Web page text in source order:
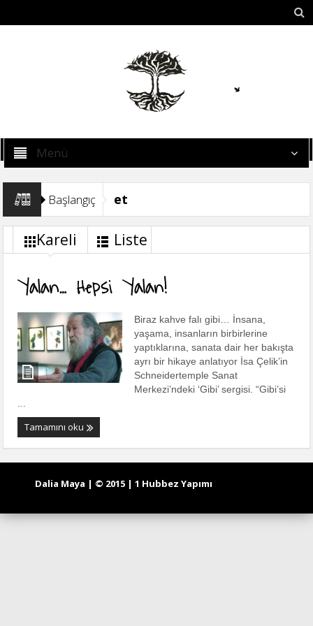
Menü
Başlangıç et
Kareli Liste
Yalan… Hepsi Yalan!
Biraz kahve falı gibi… İnsana,
yaşama, insanların birbirlerine
yaptıklarına, sanata dair her bakışta
ayrı bir hikaye anlatıyor İsa Çelik’in
Schneidertemple Sanat
Merkezi’ndeki ‘Gibi’ sergisi. “Gibi’si
...
Tamamını oku
Dalia Maya | © 2015 | 1 Hubbez Yapımı